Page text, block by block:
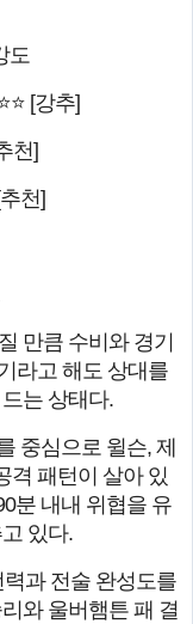
도
[강추]
천]
천]
만큼 수비와 경기
라고 해도 상대를
는 상태다.
중심으로 윌슨, 제
격 패턴이 살아 있
분 내내 위협을 유
있다.
과 전술 완성도를
와 울버햄튼 패 결